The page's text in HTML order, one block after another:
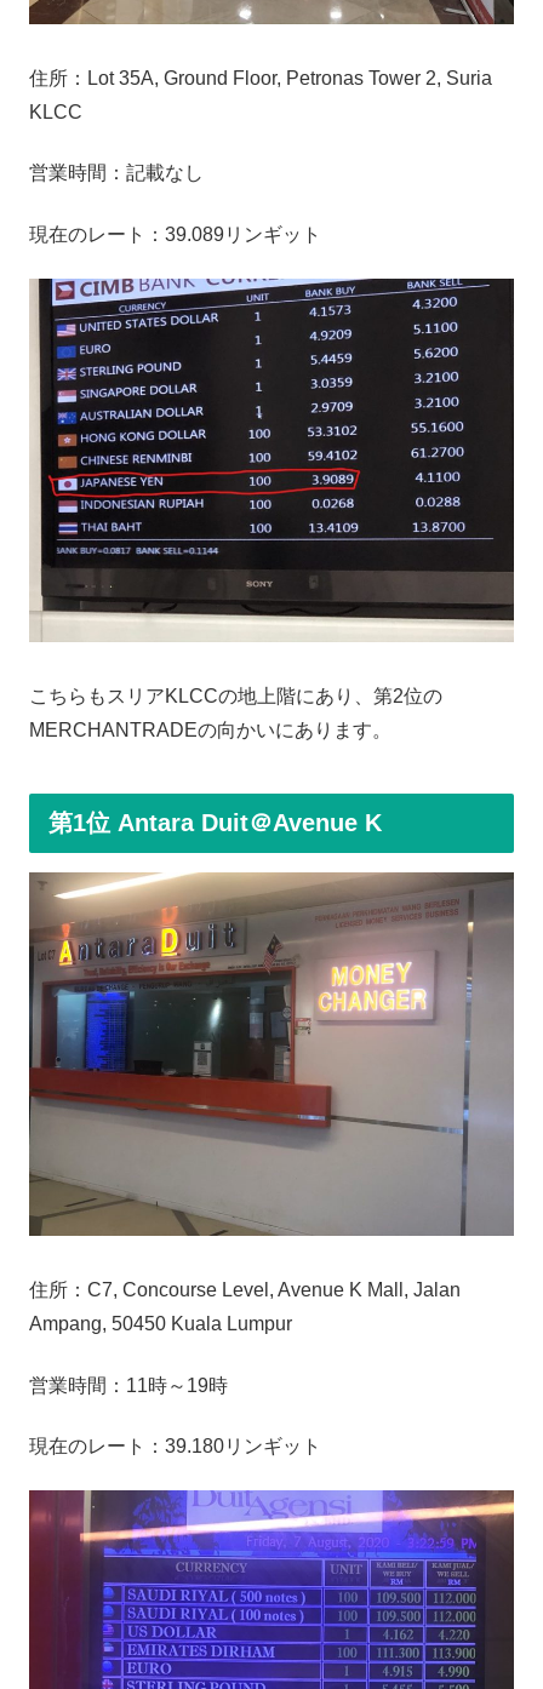
住所：Lot 35A, Ground Floor, Petronas Tower 2, Suria
KLCC
営業時間：記載なし
現在のレート：39.089リンギット
こちらもスリアKLCCの地上階にあり、第2位の
MERCHANTRADEの向かいにあります。
第1位 Antara Duit＠Avenue K
住所：C7, Concourse Level, Avenue K Mall, Jalan
Ampang, 50450 Kuala Lumpur
営業時間：11時～19時
現在のレート：39.180リンギット